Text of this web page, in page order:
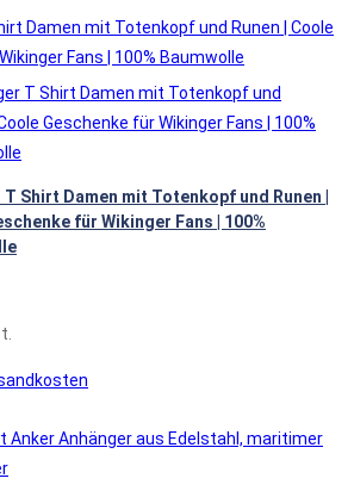
Shirt Damen mit Totenkopf und Runen |
für Wikinger Fans | 100%